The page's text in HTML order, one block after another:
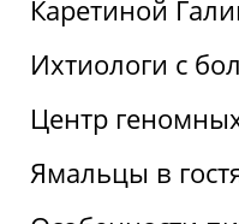
Каретиной
Ихтиологи с
Центр
Ямальцы в